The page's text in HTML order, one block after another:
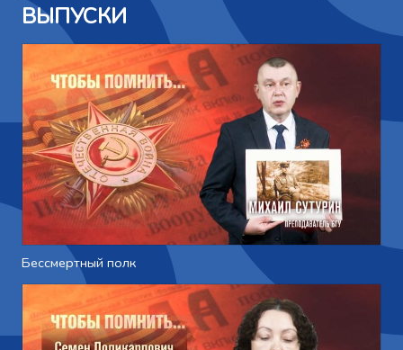
ВЫПУСКИ
Бессмертный полк